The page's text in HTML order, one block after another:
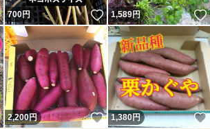
いいね！
700円 いいね！
1,589円
いいね！
2,200円 いいね！
1,380円